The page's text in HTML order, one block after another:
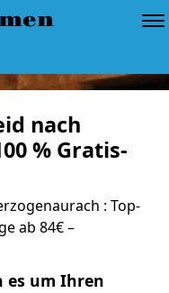
nach
% Gratis-
: Top-
ab 84€ –
es um Ihren